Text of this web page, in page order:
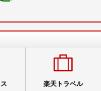
楽天トラベル